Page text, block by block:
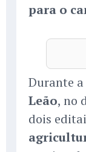
para o
Durante
Leão, no
dois